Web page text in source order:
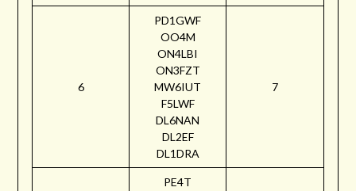
6
PD1GWF
OO4M
ON4LBI
ON3FZT
MW6IUT
F5LWF
DL6NAN
DL2EF
DL1DRA
7
PE4T